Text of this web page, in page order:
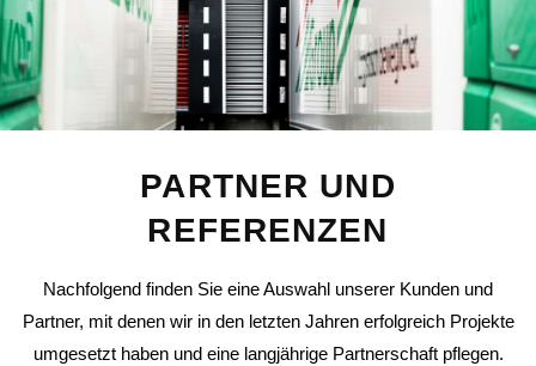
PARTNER UND
REFERENZEN
Nachfolgend finden Sie eine Auswahl unserer Kunden und
Partner, mit denen wir in den letzten Jahren erfolgreich Projekte
umgesetzt haben und eine langjährige Partnerschaft pflegen.